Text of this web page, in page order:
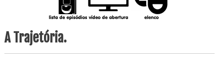
A Trajetória.